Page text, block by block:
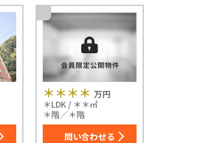
＊＊＊＊ 万円
＊LDK / ＊＊㎡
＊階／＊階
問い合わせる